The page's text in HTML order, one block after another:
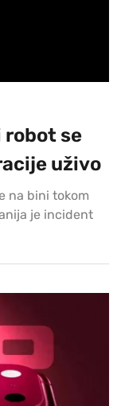
robot se
uživo
na bini tokom
je incident